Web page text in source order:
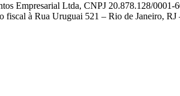
Empresarial Ltda, CNPJ 20.878.128/0001-
fiscal à Rua Uruguai 521 – Rio de Janeiro, RJ